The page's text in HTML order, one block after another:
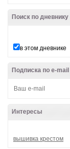
Поиск по дневнику
в этом дневнике
Подписка по e-mail
Интересы
вышивка крестом